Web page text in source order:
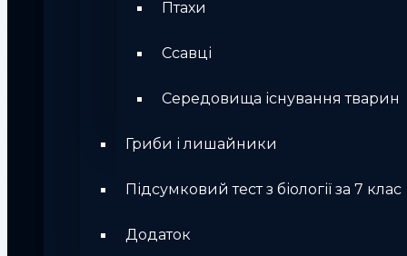
Птахи
Ссавці
Середовища існування тварин
Гриби і лишайники
Підсумковий тест з біології за 7 клас
Додаток